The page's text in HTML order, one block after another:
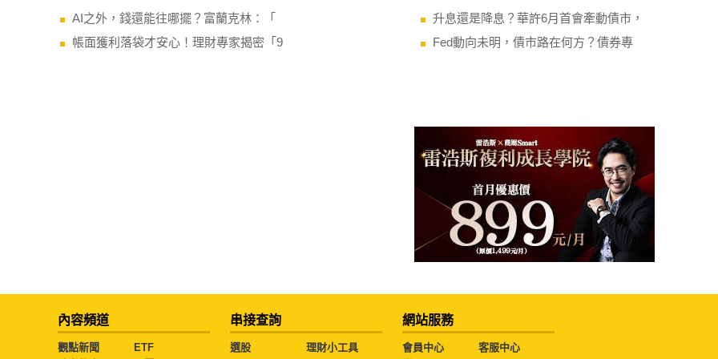
AI之外，錢還能往哪擺？富蘭克林：「
帳面獲利落袋才安心！理財專家揭密「9
升息還是降息？華許6月首會牽動債市，
Fed動向未明，債市路在何方？債券專
內容頻道
觀點新聞
ETF
串接查詢
選股 理財小工具
網站服務
會員中心
客服中心